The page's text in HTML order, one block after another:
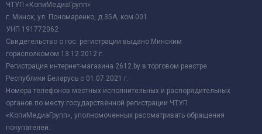
ЧТУП «КопиМедиаГрупп»
г. Минск, ул. Пономаренко, д.35А, ком.001
УНП 191772062
Свидетельство о гос. регистрации выдано Минским
горисполкомом 13.12.2012 г.
Регистрация интернет-магазина 2612.by в торговом реестре
Республики Беларусь с 01.07.2021 г.
Номера телефонов местных исполнительных и распорядительных
органов по месту государственной регистрации ЧТУП
«КопиМедиаГрупп», уполномоченных рассматривать обращения
покупателей: